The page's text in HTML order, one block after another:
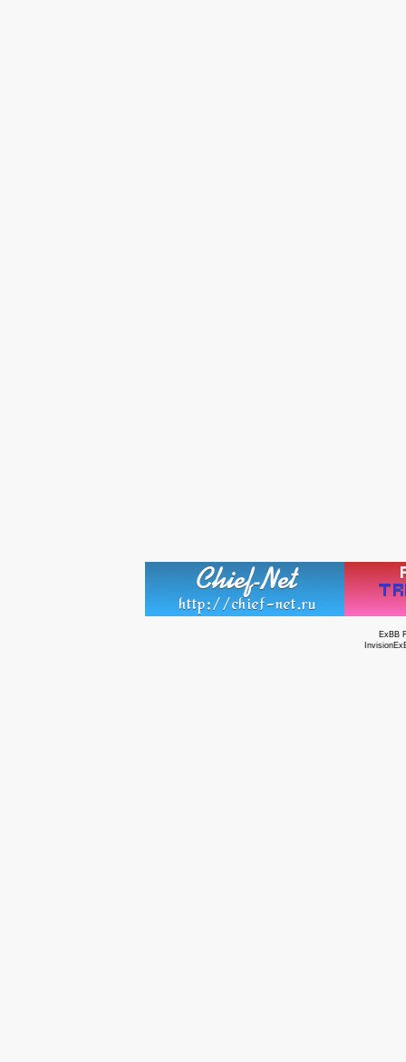
ExBB